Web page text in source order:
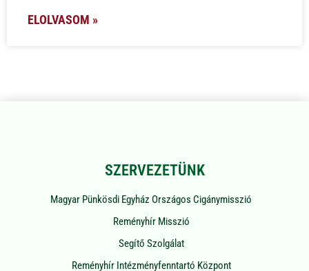
ELOLVASOM »
SZERVEZETÜNK
Magyar Pünkösdi Egyház Országos Cigánymisszió
Reményhír Misszió
Segítő Szolgálat
Reményhír Intézményfenntartó Központ